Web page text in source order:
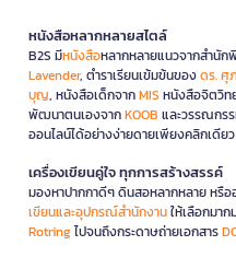
หนังสือหลากหลายสไตล์
B2S มีหนังสือหลากหลายแนวจากสำนัก
Lavender, ตำราเรียนเข้มข้นของดร. ศุ
บุญ, หนังสือเด็กจากMIS หนังสือจิตวิท
พัฒนาตนเองจากKOOB และวรรณกร
ออนไลน์ได้อย่างง่ายดายเพียงคลิกเดียว
เครื่องเขียนคู่ใจ ทุกการสร้างสรรค์
มองหาปากกาดีๆ ดินสอหลากหลาย หรื
เขียนและอุปกรณ์สำนักงานให้เลือกมา
Rotringไปจนถึงกระดาษถ่ายเอกสาร